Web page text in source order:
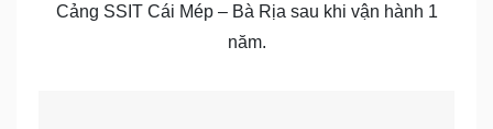
Cảng SSIT Cái Mép – Bà Rịa sau khi vận hành 1
năm.